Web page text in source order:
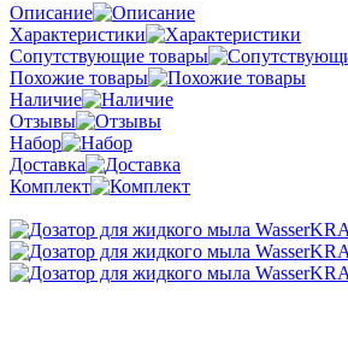
Описание
Характеристики
Сопутствующие товары
Похожие товары
Наличие
Отзывы
Набор
Доставка
Комплект